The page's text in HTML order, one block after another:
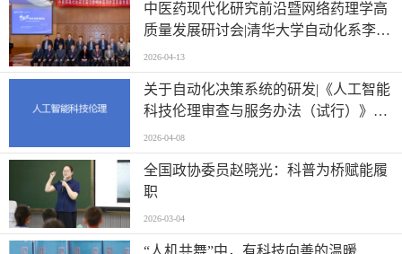
中医药现代化研究前沿暨网络药理学高
质量发展研讨会|清华大学自动化系李梢
教授做主题报告
2026-04-13
关于自动化决策系统的研发|《人工智能
科技伦理审查与服务办法（试行）》印
发
2026-04-08
全国政协委员赵晓光：科普为桥赋能履
职
2026-03-04